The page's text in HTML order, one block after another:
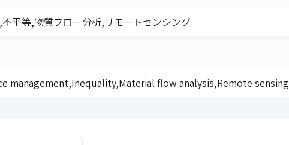
平等,物質フロー分析,リモートセンシング
management,Inequality,Material flow analysis,Remote sensing